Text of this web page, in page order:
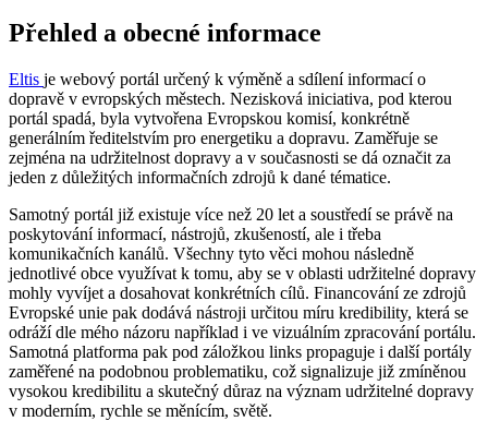
Přehled a obecné informace
Eltis je webový portál určený k výměně a sdílení informací o
dopravě v evropských městech. Nezisková iniciativa, pod kterou
portál spadá, byla vytvořena Evropskou komisí, konkrétně
generálním ředitelstvím pro energetiku a dopravu. Zaměřuje se
zejména na udržitelnost dopravy a v současnosti se dá označit za
jeden z důležitých informačních zdrojů k dané tématice.
Samotný portál již existuje více než 20 let a soustředí se právě na
poskytování informací, nástrojů, zkušeností, ale i třeba
komunikačních kanálů. Všechny tyto věci mohou následně
jednotlivé obce využívat k tomu, aby se v oblasti udržitelné dopravy
mohly vyvíjet a dosahovat konkrétních cílů. Financování ze zdrojů
Evropské unie pak dodává nástroji určitou míru kredibility, která se
odráží dle mého názoru například i ve vizuálním zpracování portálu.
Samotná platforma pak pod záložkou links propaguje i další portály
zaměřené na podobnou problematiku, což signalizuje již zmíněnou
vysokou kredibilitu a skutečný důraz na význam udržitelné dopravy
v moderním, rychle se měnícím, světě.